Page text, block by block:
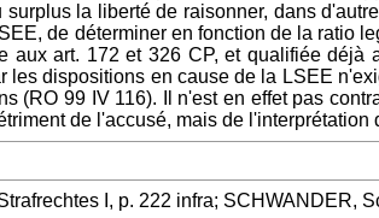
la liberté de raisonner, dans
de déterminer en fonction de la ratio
aux art. 172 et 326 CP, et qualifiée
les dispositions en cause de la LSEE
(RO 99 IV 116). Il n'est en effet pas
de l'accusé, mais de
I, p. 222 infra; SCHWANDER,